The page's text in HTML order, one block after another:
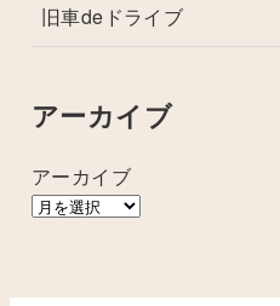
旧車deドライブ
アーカイブ
アーカイブ